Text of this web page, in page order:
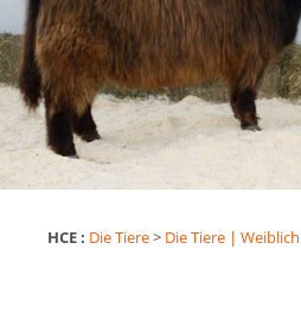
HCE : Die Tiere> Die Tiere | Weiblich